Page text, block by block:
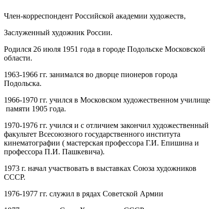
Член-корреспондент Российской академии художеств,
Заслуженный художник России.
Родился 26 июля 1951 года в городе Подольске Московской
области.
1963-1966 гг. занимался во дворце пионеров города
Подольска.
1966-1970 гг. учился в Московском художественном училище
памяти 1905 года.
1970-1976 гг. учился и с отличием закончил художественный
факультет Всесоюзного государственного института
кинематографии ( мастерская профессора Г.И. Епишина и
профессора П.И. Пашкевича).
1973 г. начал участвовать в выставках Союза художников
СССР.
1976-1977 гг. служил в рядах Советской Армии